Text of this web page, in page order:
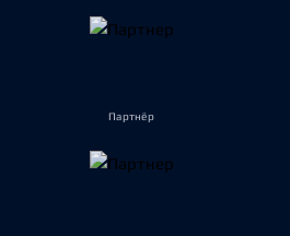
Партнёр